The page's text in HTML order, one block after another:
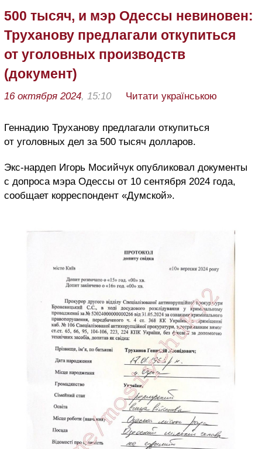
500 тысяч, и мэр Одессы невиновен:
Труханову предлагали откупиться
от уголовных производств
(документ)
16 октября 2024, 15:10 Читати українською
Геннадию Труханову предлагали откупиться
от уголовных дел за 500 тысяч долларов.
Экс-нардеп Игорь Мосийчук опубликовал документы
с допроса мэра Одессы от 10 сентября 2024 года,
сообщает корреспондент «Думской».